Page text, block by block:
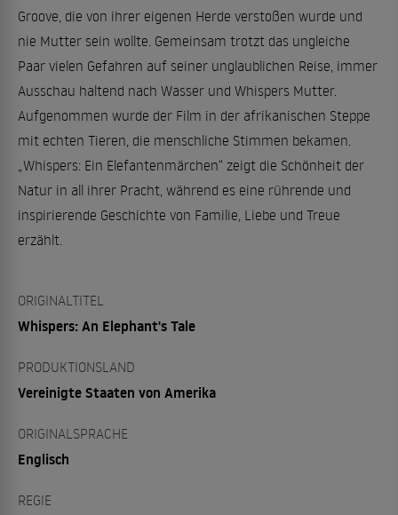
Groove, die von ihrer eigenen Herde verstoßen wurde und
nie Mutter sein wollte. Gemeinsam trotzt das ungleiche
Paar vielen Gefahren auf seiner unglaublichen Reise, immer
Ausschau haltend nach Wasser und Whispers Mutter.
Aufgenommen wurde der Film in der afrikanischen Steppe
mit echten Tieren, die menschliche Stimmen bekamen.
„Whispers: Ein Elefantenmärchen“ zeigt die Schönheit der
Natur in all ihrer Pracht, während es eine rührende und
inspirierende Geschichte von Familie, Liebe und Treue
erzählt.
ORIGINALTITEL
Whispers: An Elephant's Tale
PRODUKTIONSLAND
Vereinigte Staaten von Amerika
ORIGINALSPRACHE
Englisch
REGIE